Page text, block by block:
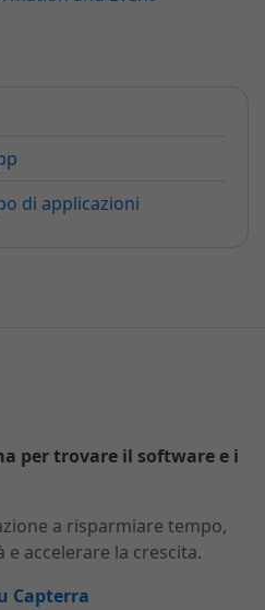
di applicazioni
per trovare il software e i
a risparmiare tempo,
accelerare la crescita.
Capterra